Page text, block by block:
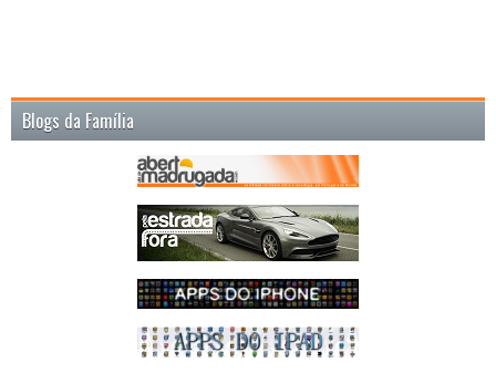
Blogs da Família